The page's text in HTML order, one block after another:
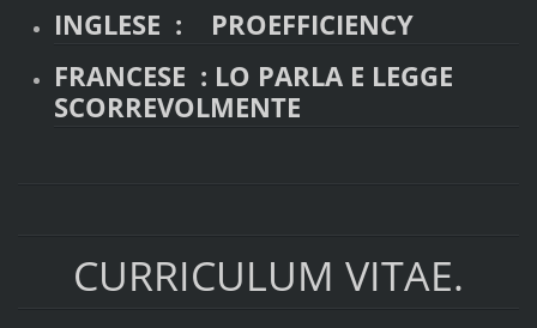
INGLESE : PROEFFICIENCY
FRANCESE : LO PARLA E LEGGE
SCORREVOLMENTE
CURRICULUM VITAE.